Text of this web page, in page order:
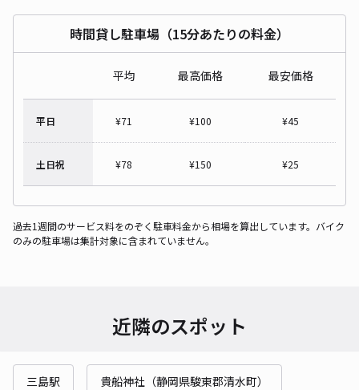
時間貸し駐車場（15分あたりの料金）
平均 最高価格 最安価格
平日 ¥71 ¥100 ¥45
土日祝 ¥78 ¥150 ¥25
過去1週間のサービス料をのぞく駐車料金から相場を算出しています。バイク
のみの駐車場は集計対象に含まれていません。
近隣のスポット
三島駅 貴船神社（静岡県駿東郡清水町）